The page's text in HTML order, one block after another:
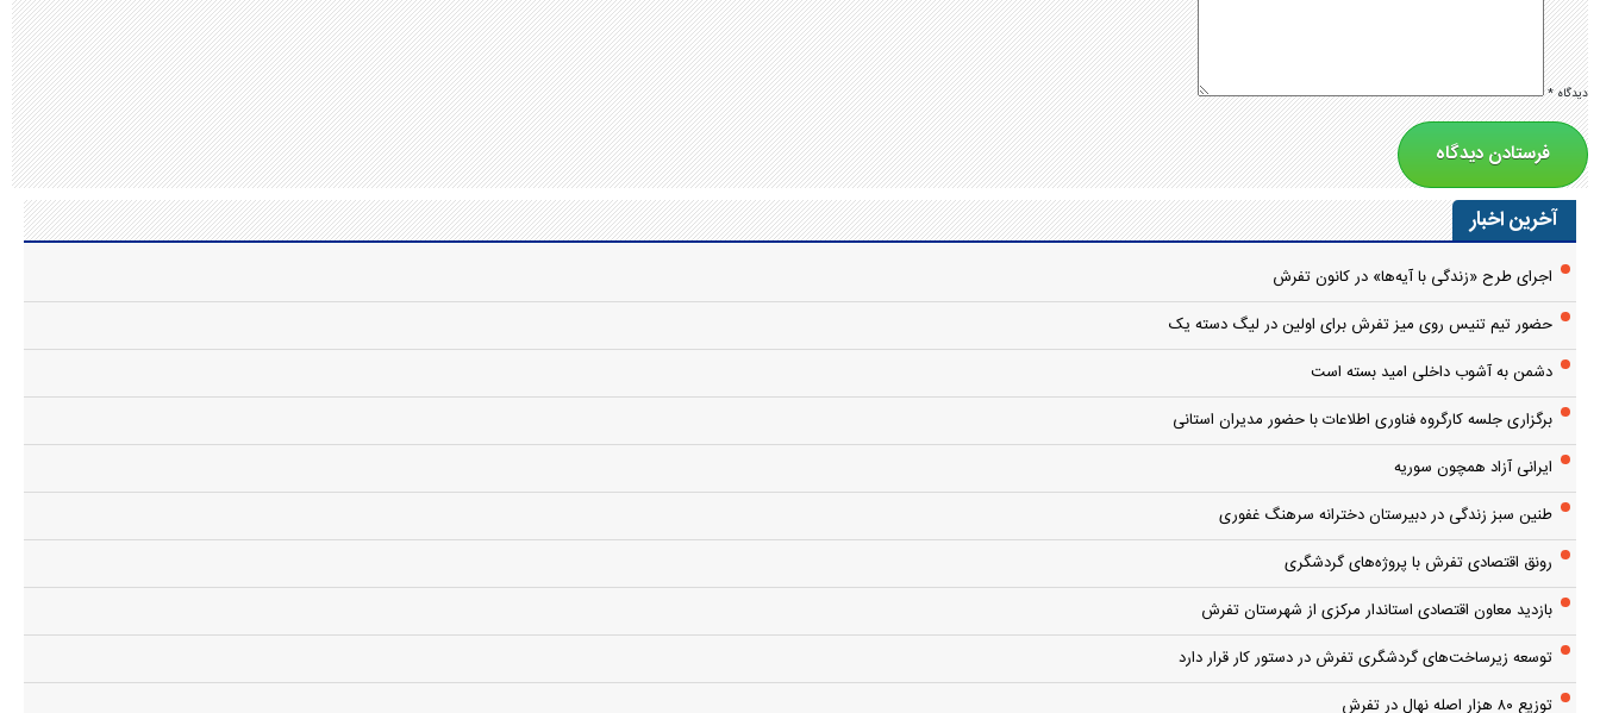
دیدگاه*
آخرین اخبار
اجرای طرح «زندگی با آیه‌ها» در کانون تفرش
حضور تیم تنیس روی میز تفرش برای اولین در لیگ دسته یک
دشمن به آشوب داخلی امید بسته است
برگزاری جلسه کارگروه فناوری اطلاعات با حضور مدیران استانی
ایرانی آزاد همچون سوریه
طنین سبز زندگی در دبیرستان دخترانه سرهنگ غفوری
رونق اقتصادی تفرش با پروژه‌های گردشگری
بازدید معاون اقتصادی استاندار مرکزی از شهرستان تفرش
توسعه زیرساخت‌های گردشگری تفرش در دستور کار قرار دارد
توزیع ۸۰ هزار اصله نهال در تفرش